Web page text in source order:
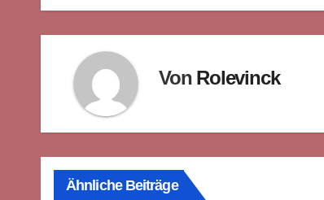
Von Rolevinck
Ähnliche Beiträge